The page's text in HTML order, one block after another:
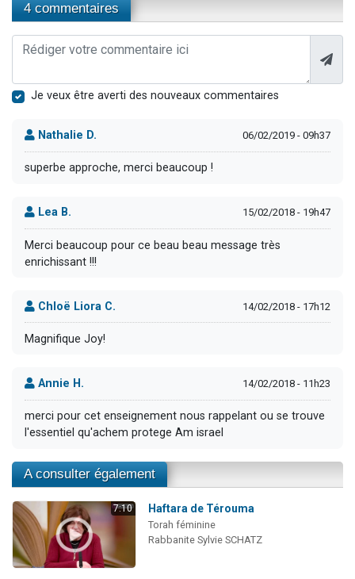
4 commentaires
Je veux être averti des nouveaux commentaires
Nathalie D. 06/02/2019 - 09h37
superbe approche, merci beaucoup !
Lea B. 15/02/2018 - 19h47
Merci beaucoup pour ce beau beau message très
enrichissant !!!
Chloë Liora C. 14/02/2018 - 17h12
Magnifique Joy!
Annie H. 14/02/2018 - 11h23
merci pour cet enseignement nous rappelant ou se trouve
l'essentiel qu'achem protege Am israel
A consulter également
7:10 Haftara de Térouma
Torah féminine
Rabbanite Sylvie SCHATZ